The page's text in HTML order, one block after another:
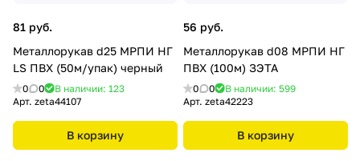
81 руб.
Металлорукав d25 МРПИ НГ
LS ПВХ (50м/упак) черный
0 0
В наличии: 123
Арт. zeta44107
В корзину
56 руб.
Металлорукав d08 МРПИ НГ
ПВХ (100м) ЗЭТА
0 0
В наличии: 599
Арт. zeta42223
В корзину